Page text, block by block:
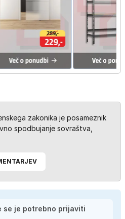
zakonika je posameznik
spodbujanje sovraštva,